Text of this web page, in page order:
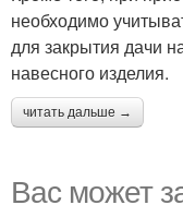
необходимо
для закрытия дачи
навесного изделия.
читать дальше →
Вас может